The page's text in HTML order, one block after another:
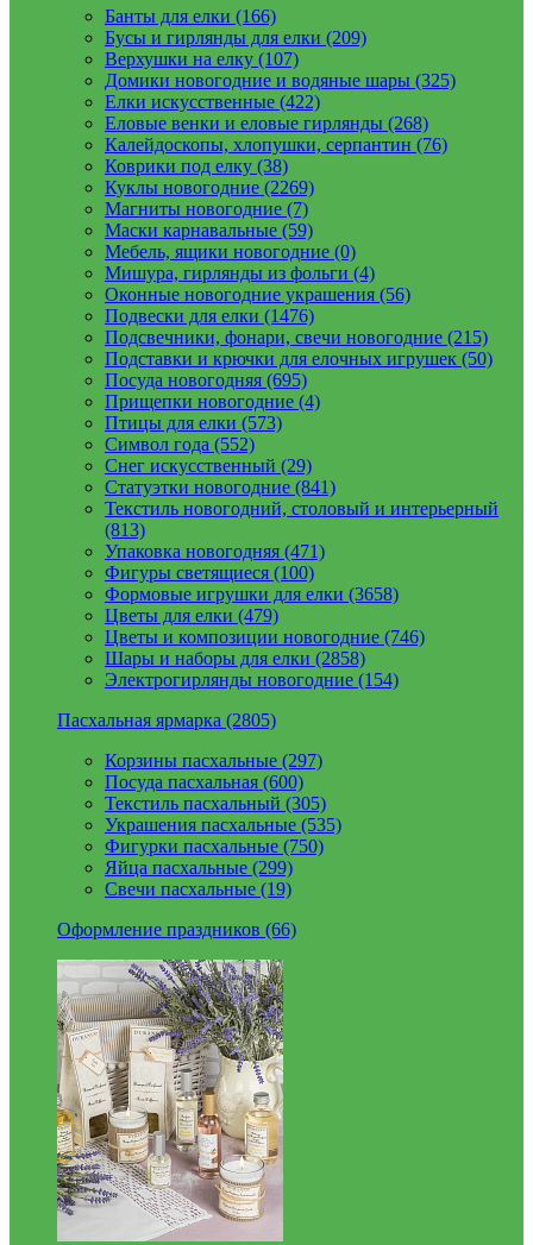
Банты для елки (166)
Бусы и гирлянды для елки (209)
Верхушки на елку (107)
Домики новогодние и водяные шары (325)
Елки искусственные (422)
Еловые венки и еловые гирлянды (268)
Калейдоскопы, хлопушки, серпантин (76)
Коврики под елку (38)
Куклы новогодние (2269)
Магниты новогодние (7)
Маски карнавальные (59)
Мебель, ящики новогодние (0)
Мишура, гирлянды из фольги (4)
Оконные новогодние украшения (56)
Подвески для елки (1476)
Подсвечники, фонари, свечи новогодние (215)
Подставки и крючки для елочных игрушек (50)
Посуда новогодняя (695)
Прищепки новогодние (4)
Птицы для елки (573)
Символ года (552)
Снег искусственный (29)
Статуэтки новогодние (841)
Текстиль новогодний, столовый и интерьерный
(813)
Упаковка новогодняя (471)
Фигуры светящиеся (100)
Формовые игрушки для елки (3658)
Цветы для елки (479)
Цветы и композиции новогодние (746)
Шары и наборы для елки (2858)
Электрогирлянды новогодние (154)
Пасхальная ярмарка (2805)
Корзины пасхальные (297)
Посуда пасхальная (600)
Текстиль пасхальный (305)
Украшения пасхальные (535)
Фигурки пасхальные (750)
Яйца пасхальные (299)
Свечи пасхальные (19)
Оформление праздников (66)